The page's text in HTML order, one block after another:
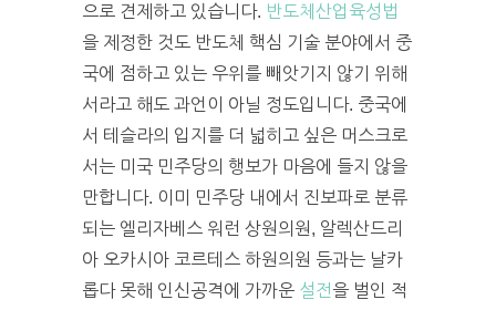
으로 견제하고 있습니다. 반도체산업육성법
을 제정한 것도 반도체 핵심 기술 분야에서 중
국에 점하고 있는 우위를 빼앗기지 않기 위해
서라고 해도 과언이 아닐 정도입니다. 중국에
서 테슬라의 입지를 더 넓히고 싶은 머스크로
서는 미국 민주당의 행보가 마음에 들지 않을
만합니다. 이미 민주당 내에서 진보파로 분류
되는 엘리자베스 워런 상원의원, 알렉산드리
아 오카시아 코르테스 하원의원 등과는 날카
롭다 못해 인신공격에 가까운 설전을 벌인 적